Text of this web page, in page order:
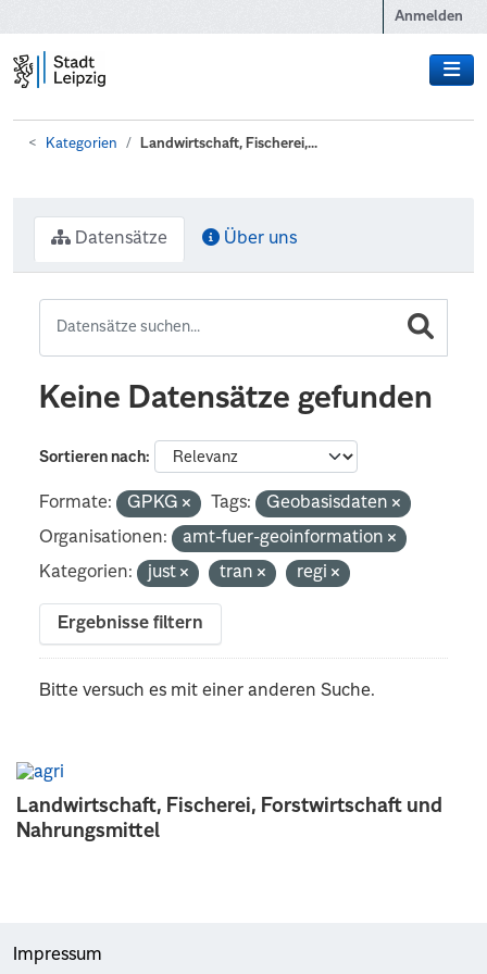
Anmelden
Kategorien Landwirtschaft, Fischerei,...
Landwirtschaft, Fischerei, Forstwirtschaft und
Nahrungsmittel
Datensätze Über uns
Keine Datensätze gefunden
Sortieren nach
Formate: GPKG Tags:
Geobasisdaten
Organisationen:
amt-fuer-geoinformation
Kategorien:
just tran regi
Ergebnisse filtern
Bitte versuch es mit einer anderen Suche.
Impressum